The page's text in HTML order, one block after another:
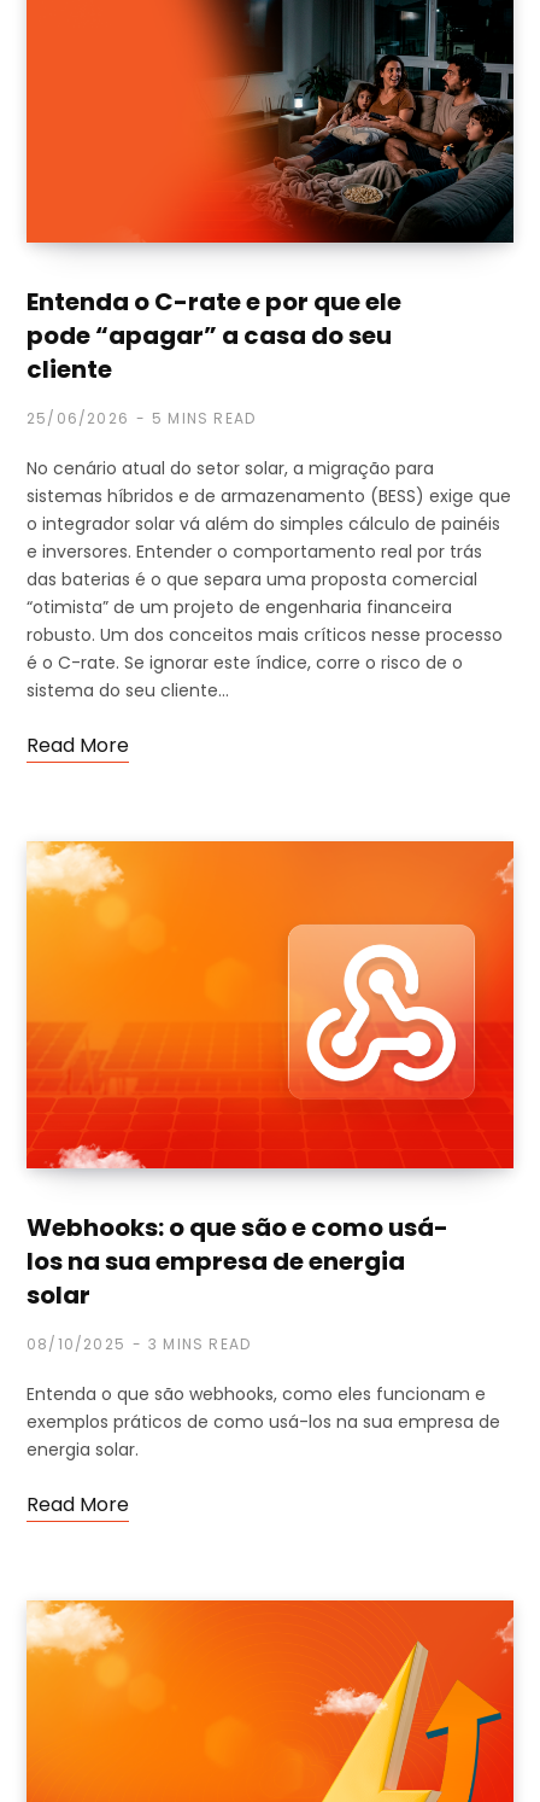
Entenda o C-rate e por que ele
pode “apagar” a casa do seu
cliente
25/06/2026 5 MINS READ
No cenário atual do setor solar, a migração para
sistemas híbridos e de armazenamento (BESS) exige que
o integrador solar vá além do simples cálculo de painéis
e inversores. Entender o comportamento real por trás
das baterias é o que separa uma proposta comercial
“otimista” de um projeto de engenharia financeira
robusto. Um dos conceitos mais críticos nesse processo
é o C-rate. Se ignorar este índice, corre o risco de o
sistema do seu cliente…
Read More
Webhooks: o que são e como usá-
los na sua empresa de energia
solar
08/10/2025 3 MINS READ
Entenda o que são webhooks, como eles funcionam e
exemplos práticos de como usá-los na sua empresa de
energia solar.
Read More